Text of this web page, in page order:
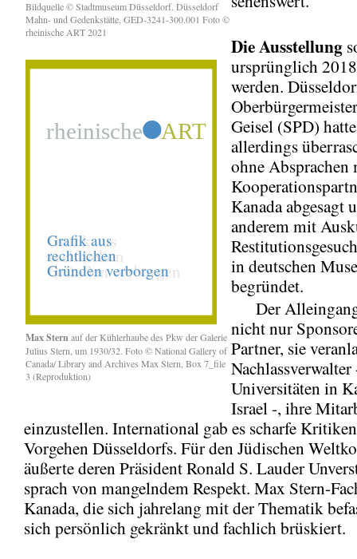
Bildquelle © Stadtmuseum Düsseldorf. Düsseldorf
Mahn- und Gedenkstätte, GED-3241-300.001 Foto ©
rheinische ART 2021
Max Stern auf der Kühlerhaube des Pkw der Galerie
Julius Stern, um 1930/32. Foto © National Gallery of
Canada/ Library and Archives Max Stern, Box 7_file
3 (Reproduktion)
Die Ausstellung
ursprünglich
werden.
Geisel (SPD)
allerdings
ohne Absprachen
Kanada abgesagt
anderem mit
in deutschen
begründet.
Der Alleingang
nicht nur
Partner, sie
Universitäten in
Israel -, ihre
einzustellen. International gab es scharfe
Vorgehen Düsseldorfs. Für den Jüdischen
äußerte deren Präsident Ronald S. Lauder
sprach von mangelndem Respekt. Max Stern-
Kanada, die sich jahrelang mit der Thematik
sich persönlich gekränkt und fachlich brüskiert.